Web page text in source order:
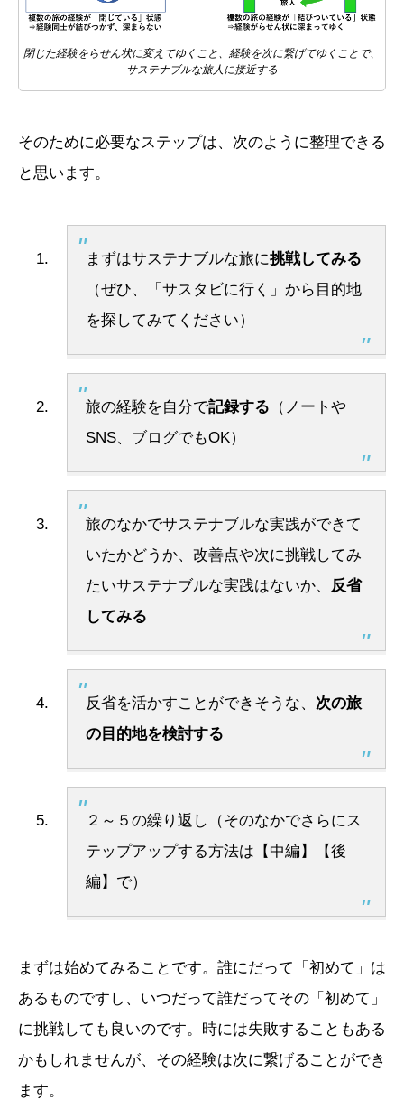
閉じた経験をらせん状に変えてゆくこと、経験を次に繋げてゆくことで、
サステナブルな旅人に接近する
そのために必要なステップは、次のように整理できる
と思います。
まずはサステナブルな旅に挑戦してみる
（ぜひ、「サスタビに行く」から目的地
を探してみてください）
旅の経験を自分で記録する （ノートや
SNS、ブログでもOK）
旅のなかでサステナブルな実践ができて
いたかどうか、改善点や次に挑戦してみ
たいサステナブルな実践はないか、
反省
してみる
反省を活かすことができそうな、 次の旅
の目的地を検討する
２～５の繰り返し（そのなかでさらにス
テップアップする方法は【中編】【後
編】で）
まずは始めてみることです。誰にだって「初めて」は
あるものですし、いつだって誰だってその「初めて」
に挑戦しても良いのです。時には失敗することもある
かもしれませんが、その経験は次に繋げることができ
ます。